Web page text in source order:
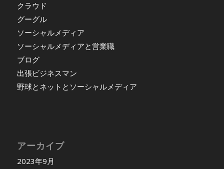
クラウド
グーグル
ソーシャルメディア
ソーシャルメディアと営業職
ブログ
出張ビジネスマン
野球とネットとソーシャルメディア
アーカイブ
2023年9月